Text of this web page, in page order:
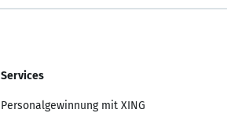
Services
Personalgewinnung mit XING